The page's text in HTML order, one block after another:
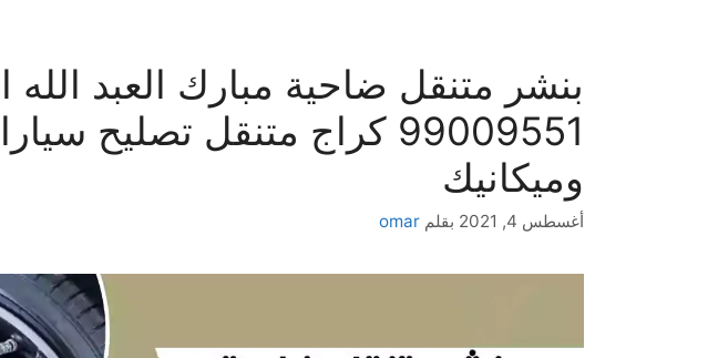
بنشر متنقل ضاحية مبارك العبد الله
99009551‬ كراج متنقل تصليح
وميكانيك
أغسطس 4, 2021 بقلم omar